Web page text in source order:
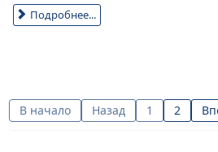
Подробнее...
В начало Назад 1 2